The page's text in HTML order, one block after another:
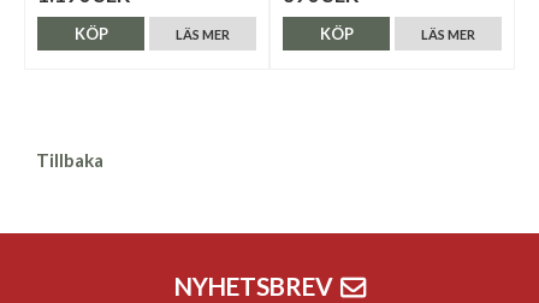
LÄS MER
KÖP LÄS MER
KÖP
Tillbaka
NYHETSBREV